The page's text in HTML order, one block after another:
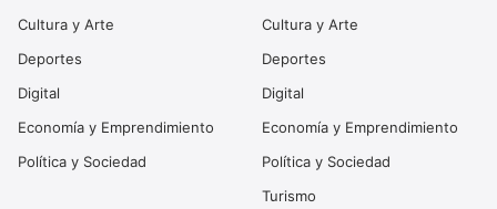
Cultura y Arte
Deportes
Digital
Economía y Emprendimiento
Política y Sociedad
Cultura y Arte
Deportes
Digital
Economía y Emprendimiento
Política y Sociedad
Turismo